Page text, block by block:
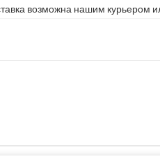
возможна нашим